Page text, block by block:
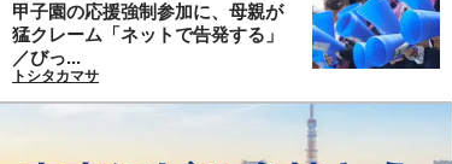
甲子園の応援強制参加に、母親が
猛クレーム「ネットで告発する」
／びっ...
トシタカマサ